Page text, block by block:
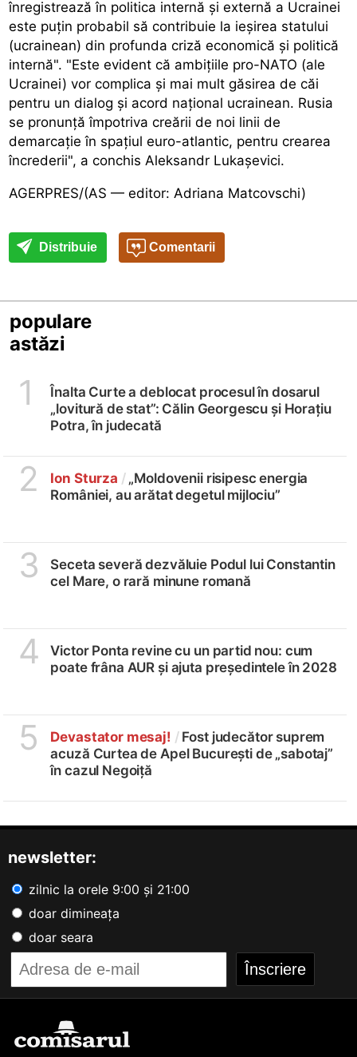
înregistrează în politica internă și externă a Ucrainei
este puțin probabil să contribuie la ieșirea statului
(ucrainean) din profunda criză economică și politică
internă". "Este evident că ambițiile pro-NATO (ale
Ucrainei) vor complica și mai mult găsirea de căi
pentru un dialog și acord național ucrainean. Rusia
se pronunță împotriva creării de noi linii de
demarcație în spațiul euro-atlantic, pentru crearea
încrederii", a conchis Aleksandr Lukașevici.
AGERPRES/(AS — editor: Adriana Matcovschi)
Distribuie Comentarii
populare
astăzi
1
Înalta Curte a deblocat procesul în dosarul
„lovitură de stat”: Călin Georgescu și Horațiu
Potra, în judecată
2 Ion Sturza /„Moldovenii risipesc energia
României, au arătat degetul mijlociu”
3
Seceta severă dezvăluie Podul lui Constantin
cel Mare, o rară minune romană
4
Victor Ponta revine cu un partid nou: cum
poate frâna AUR și ajuta președintele în 2028
5 Devastator mesaj! / Fost judecător suprem
acuză Curtea de Apel București de „sabotaj”
în cazul Negoiță
newsletter:
zilnic la orele 9:00 și 21:00
doar dimineața
doar seara